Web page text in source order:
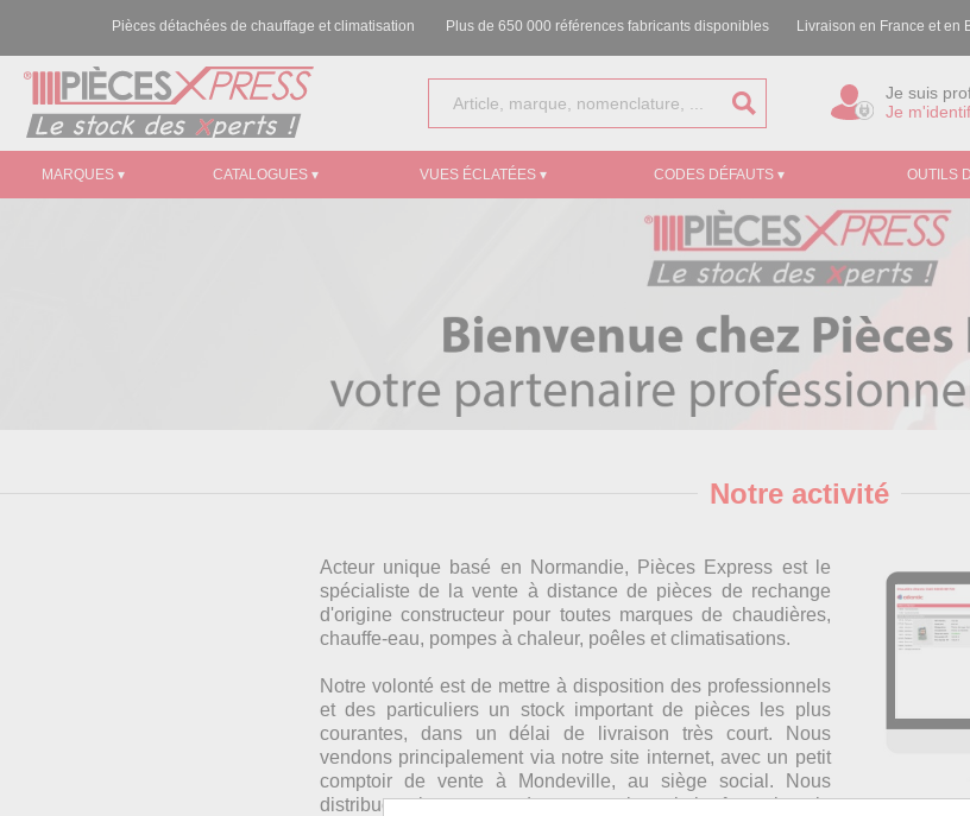
Pièces détachées de chauffage et climatisation Plus de 650 000 références fabricants disponibles Livraison en France et en
Je suis
Je
MARQUES ▾ CATALOGUES ▾ VUES ÉCLATÉES ▾ CODES DÉFAUTS ▾ OUTILS
Notre activité
Acteur unique basé en Normandie, Pièces Express est le
spécialiste de la vente à distance de pièces de rechange
d'origine constructeur pour toutes marques de chaudières,
chauffe-eau, pompes à chaleur, poêles et climatisations.
Notre volonté est de mettre à disposition des professionnels
et des particuliers un stock important de pièces les plus
courantes, dans un délai de livraison très court. Nous
vendons principalement via notre site internet, avec un petit
comptoir de vente à Mondeville, au siège social. Nous
distribuons les commandes sur tout le territoire français et la